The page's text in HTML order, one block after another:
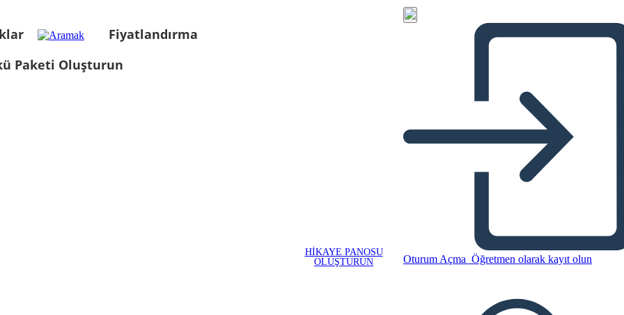
Fiyatlandırma
Paketi Oluşturun
HIKAYE PANOSU
OLUŞTURUN
Oturum Açma Öğretmen olarak kayıt olun